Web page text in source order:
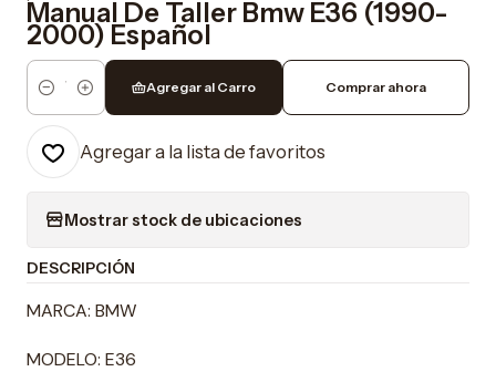
Manual De Taller Bmw E36 (1990-
2000) Español
Cantidad
Agregar al Carro Comprar ahora
Agregar a la lista de favoritos
Mostrar stock de ubicaciones
DESCRIPCIÓN
MARCA: BMW
MODELO: E36